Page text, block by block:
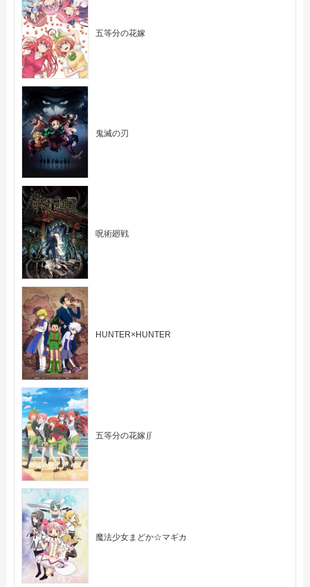
五等分の花嫁
鬼滅の刃
呪術廻戦
HUNTER×HUNTER
五等分の花嫁∬
魔法少女まどか☆マギカ